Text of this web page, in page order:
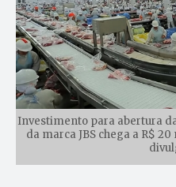
Investimento para abertura
da marca JBS chega a R$